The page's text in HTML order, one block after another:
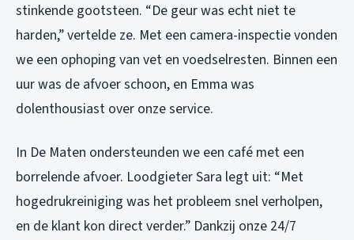
stinkende gootsteen. “De geur was echt niet te
harden,” vertelde ze. Met een camera-inspectie vonden
we een ophoping van vet en voedselresten. Binnen een
uur was de afvoer schoon, en Emma was
dolenthousiast over onze service.
In De Maten ondersteunden we een café met een
borrelende afvoer. Loodgieter Sara legt uit: “Met
hogedrukreiniging was het probleem snel verholpen,
en de klant kon direct verder.” Dankzij onze 24/7